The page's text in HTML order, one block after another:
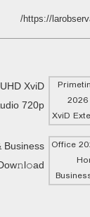
https://
XviD
720p
Business